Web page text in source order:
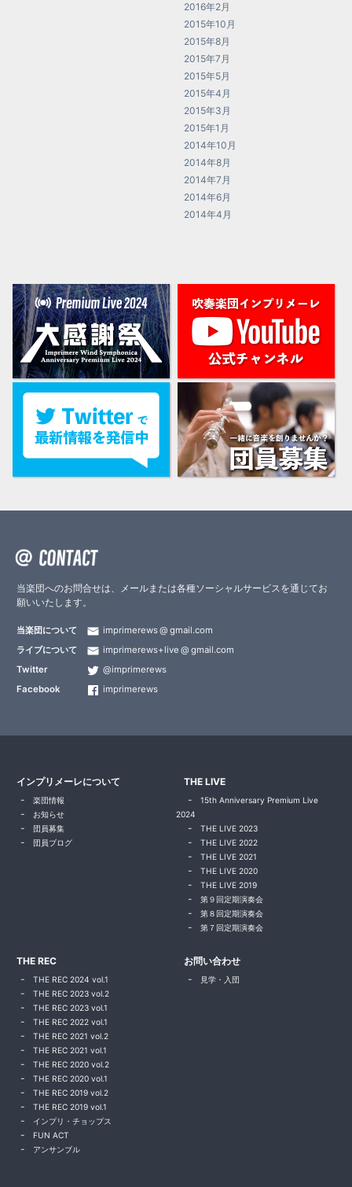
2016年2月
2015年10月
2015年8月
2015年7月
2015年5月
2015年4月
2015年3月
2015年1月
2014年10月
2014年8月
2014年7月
2014年6月
2014年4月
当楽団へのお問合せは、メールまたは各種ソーシャルサービスを通じてお
願いいたします。
当楽団について imprimerews
gmail.com
ライブについて
imprimerews+live
gmail.com
Twitter
@imprimerews
Facebook
imprimerews
インプリメーレについて
楽団情報
お知らせ
団員募集
団員ブログ
THE LIVE
15th Anniversary Premium Live
2024
THE LIVE 2023
THE LIVE 2022
THE LIVE 2021
THE LIVE 2020
THE LIVE 2019
第９回定期演奏会
第８回定期演奏会
第７回定期演奏会
THE REC
THE REC 2024 vol.1
THE REC 2023 vol.2
THE REC 2023 vol.1
THE REC 2022 vol.1
THE REC 2021 vol.2
THE REC 2021 vol.1
THE REC 2020 vol.2
THE REC 2020 vol.1
THE REC 2019 vol.2
THE REC 2019 vol.1
インプリ・チョップス
FUN ACT
アンサンブル
お問い合わせ
見学・入団